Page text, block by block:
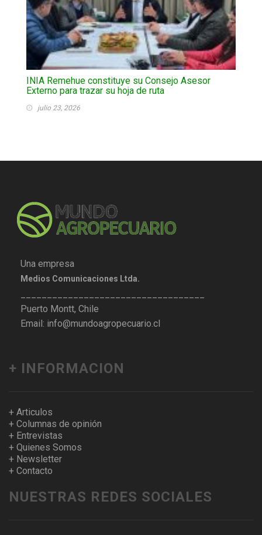
INIA Remehue constituye su Consejo Asesor
Externo para trazar su hoja de ruta
julio 23, 2026
Una empresa
Medios Comunicaciones Ltda.
Puerto Montt, Chile
Email: info@mundoagropecuario.cl
+ INFORMACION
+ Articulos
+ Columnas de opinión
+ Entrevistas
+ Quienes Somos
+ Newsletter
+ Contacto
NUESTRAS REDES SOCIALES